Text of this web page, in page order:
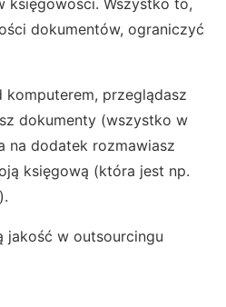
dokumentów, ograniczyć
przeglądasz
dokumenty (wszystko w
na dodatek rozmawiasz
księgową (która jest np.
jakość w outsourcingu